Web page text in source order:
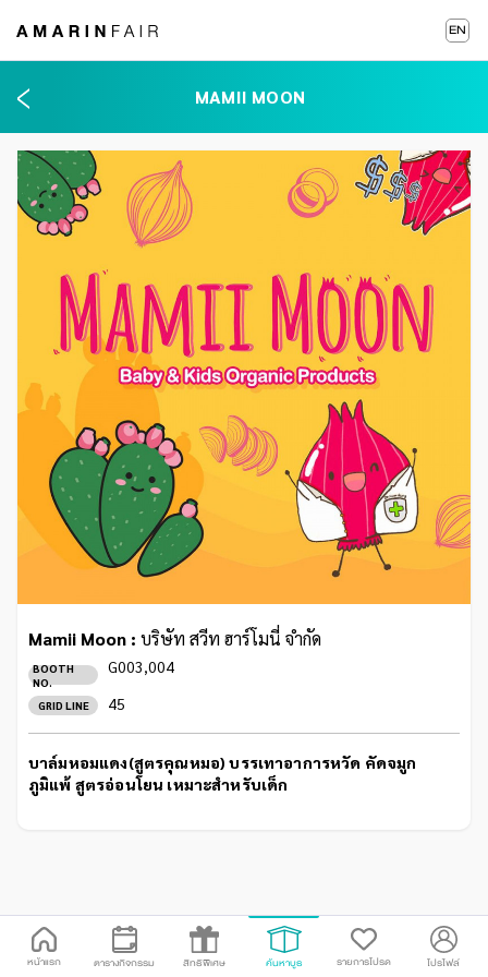
EN
MAMII MOON
Mamii Moon : บริษัท สวีท ฮาร์โมนี่ จำกัด
BOOTH
NO.
G003,004
GRID LINE 45
บาล์มหอมแดง(สูตรคุณหมอ) บรรเทาอาการหวัด คัดจมูก
ภูมิแพ้ สูตรอ่อนโยน เหมาะสำหรับเด็ก
หน้าแรก ตารางกิจกรรม สิทธิพิเศษ ค้นหาบูธ รายการโปรด โปรไฟล์